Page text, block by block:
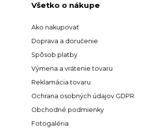
Všetko o nákupe
Ako nakupovať
Doprava a doručenie
Spôsob platby
Výmena a vrátenie tovaru
Reklamácia tovaru
Ochrana osobných údajov GDPR
Obchodné podmienky
Fotogaléria